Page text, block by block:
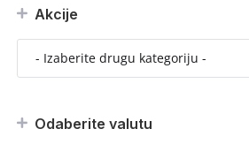
Akcije
Odaberite valutu